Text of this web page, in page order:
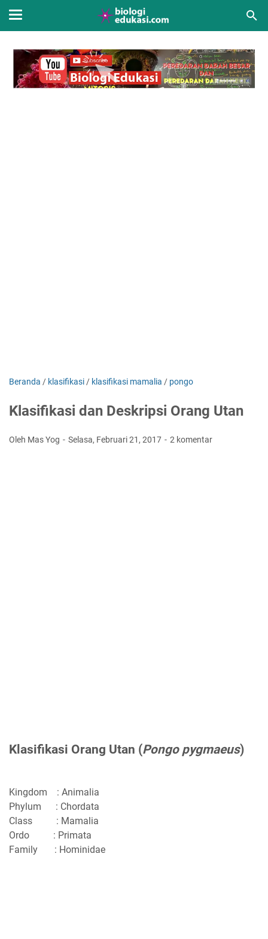
Beranda / klasifikasi / klasifikasi mamalia / pongo
Klasifikasi dan Deskripsi Orang Utan
Oleh Mas Yog Selasa, Februari 21, 2017 2 komentar
Klasifikasi Orang Utan (Pongo pygmaeus)
Kingdom : Animalia
Phylum : Chordata
Class : Mamalia
Ordo : Primata
Family : Hominidae